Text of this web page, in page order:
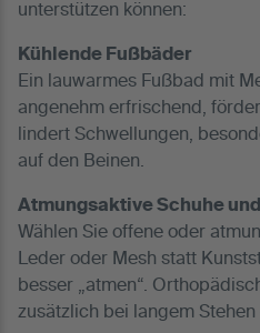
unterstützen können:
Kühlende Fußbäder
Ein lauwarmes Fußbad mit
angenehm erfrischend,
lindert Schwellungen,
auf den Beinen.
Atmungsaktive Schuhe
Wählen Sie offene oder
Leder oder Mesh statt
besser „atmen“.
zusätzlich bei langem Stehen